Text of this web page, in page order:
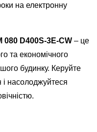
на електронну
080 D400S-3E-CW – це
та економічного
будинку. Керуйте
і насолоджуйтеся